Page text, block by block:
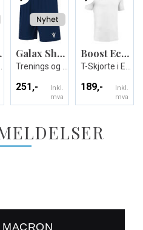
Galax Shorts
251,-
Inkl.
mva
Boost Eco T-shirt
189,-
Inkl.
mva